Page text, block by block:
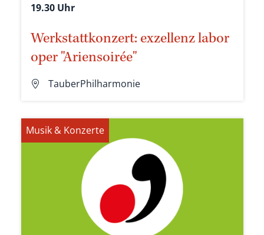
19.30 Uhr
Werkstattkonzert: exzellenz labor
oper "Ariensoirée"
TauberPhilharmonie
Musik & Konzerte